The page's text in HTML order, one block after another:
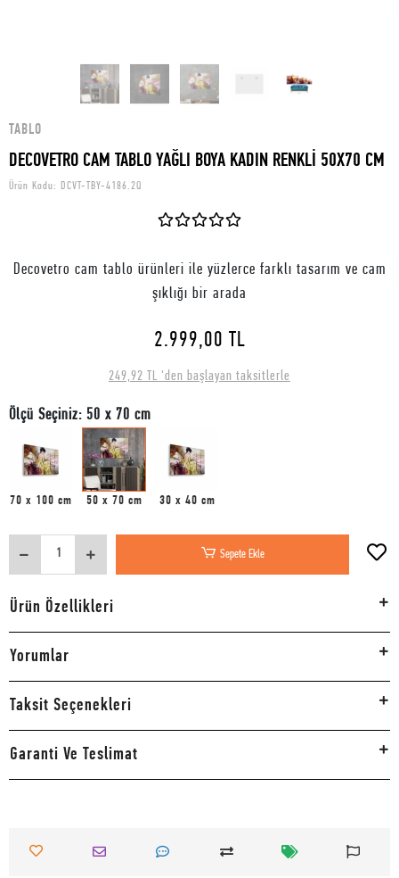
TABLO
DECOVETRO CAM TABLO YAĞLI BOYA KADIN RENKLİ 50X70 CM
Ürün Kodu: DCVT-TBY-4186.2Q
Decovetro cam tablo ürünleri ile yüzlerce farklı tasarım ve cam
şıklığı bir arada
2.999,00 TL
249,92 TL 'den başlayan taksitlerle
Ölçü Seçiniz: 50 x 70 cm
70 x 100 cm 50 x 70 cm 30 x 40 cm
Sepete Ekle
Ürün Özellikleri
Yorumlar
Taksit Seçenekleri
Garanti Ve Teslimat